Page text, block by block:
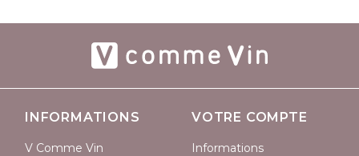
INFORMATIONS
V Comme Vin
VOTRE COMPTE
Informations